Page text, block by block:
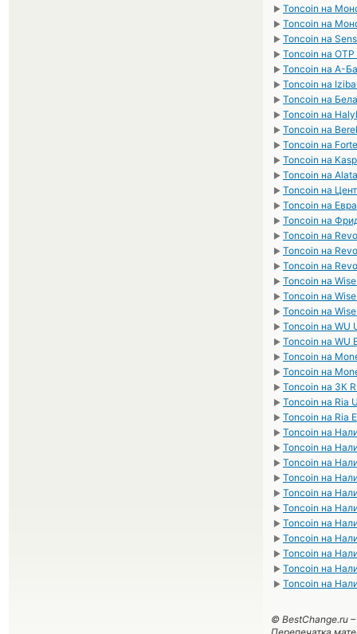
► Toncoin на
► Toncoin на
► Toncoin на
► Toncoin на
► Toncoin на А-
► Toncoin на
► Toncoin на
► Toncoin на
► Toncoin на
► Toncoin на
► Toncoin на
► Toncoin на
► Toncoin на
► Toncoin на
► Toncoin на
► Toncoin на
► Toncoin на
► Toncoin на
► Toncoin на
► Toncoin на Wise
► Toncoin на
► Toncoin на WU
► Toncoin на WU
► Toncoin на
► Toncoin на
► Toncoin на ЗК
► Toncoin на Ria
► Toncoin на Ria
► Toncoin на
► Toncoin на
► Toncoin на
► Toncoin на
► Toncoin на
► Toncoin на
► Toncoin на
► Toncoin на
► Toncoin на
► Toncoin на
► Toncoin на
© BestChange.ru –